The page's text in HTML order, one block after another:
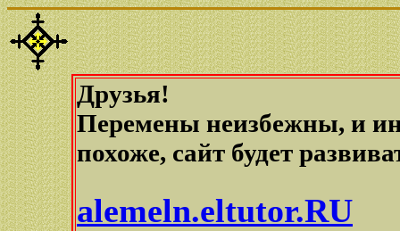
Друзья!
Перемены неизбежны, и
похоже, сайт будет
alemeln.eltutor.RU